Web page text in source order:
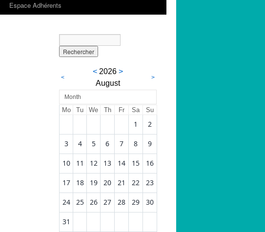
Espace Adhérents
<
< 2026 >
August
>
Month
Mo Tu We Th Fr Sa Su
1 2
3 4 5 6 7 8 9
10 11 12 13 14 15 16
17 18 19 20 21 22 23
24 25 26 27 28 29 30
31